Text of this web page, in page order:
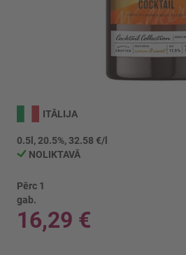
galerijas
sākumu
ITĀLIJA
0.5l, 20.5%, 32.58 €/l
NOLIKTAVĀ
Pērc 1
gab.
16,29 €